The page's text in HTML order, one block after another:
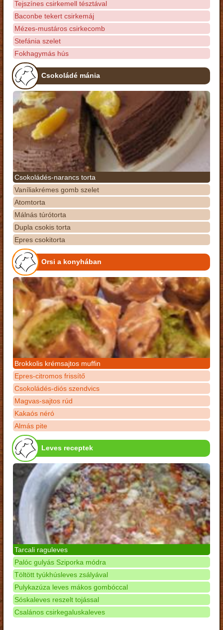
Tejszínes csirkemell tésztával
Baconbe tekert csirkemáj
Mézes-mustáros csirkecomb
Stefánia szelet
Fokhagymás hús
Csokoládé mánia
Csokoládés-narancs torta
Vaníliakrémes gomb szelet
Atomtorta
Málnás túrótorta
Dupla csokis torta
Epres csokitorta
Orsi a konyhában
Brokkolis krémsajtos muffin
Epres-citromos frissítő
Csokoládés-diós szendvics
Magvas-sajtos rúd
Kakaós néró
Almás pite
Leves receptek
Tarcali raguleves
Palóc gulyás Sziporka módra
Töltött tyúkhúsleves zsályával
Pulykazúza leves mákos gombóccal
Sóskaleves reszelt tojással
Csalános csirkegaluskaleves